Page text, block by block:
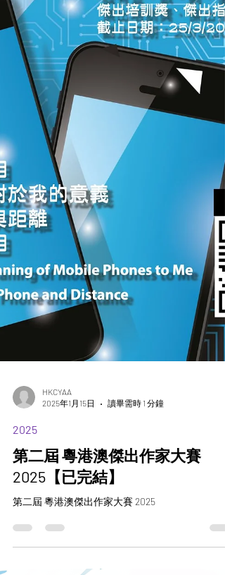
HKCYAA
2025年1月15日
讀畢需時 1 分鐘
2025
第二屆 粵港澳傑出作家大賽
2025【已完結】